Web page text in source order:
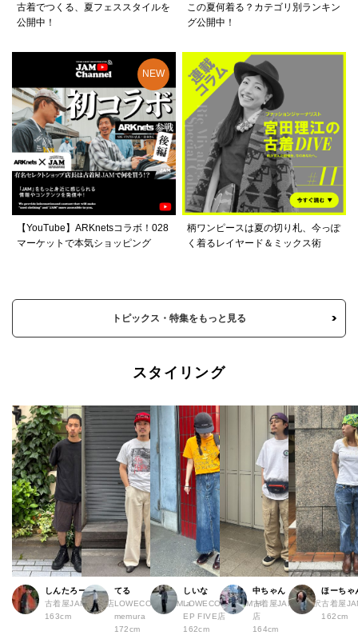
古着でつくる、夏フェススタイルを
公開中！
この夏何着る？カテゴリ別ランキン
グ公開中！
【YouTube】ARKnetsコラボ！028
マーケットで本気ショッピング
柄ワンピースは夏の切り札、今っぽ
く着るレイヤード＆ミックス術
トピックス・特集をもっと見る
スタイリング
しんたろー
古着屋JAM 仙台店
163cm
てる
LOWECO by JAM a
memura
172cm
しいな
LOWECO by JAM H
EP FIVE店
162cm
中ちゃん
古着屋JAM 下北沢
店
164cm
ほーちゃ
古着屋
162cm